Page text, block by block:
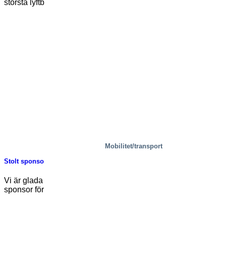
Mobilitet/transport
största lyftbord här i centrala Göteborg. För [...]
Stolt sponsor av Team Rynkeby – God Morgon Helsingborg
Vi är glada att meddela att vi fortsätter vår resa som stolt
sponsor för Team [...]